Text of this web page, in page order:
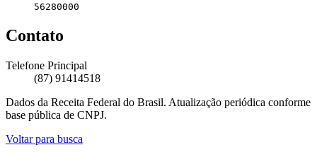
56280000
Contato
Telefone Principal
(87) 91414518
Dados da Receita Federal do Brasil. Atualização periódica conforme
base pública de CNPJ.
Voltar para busca